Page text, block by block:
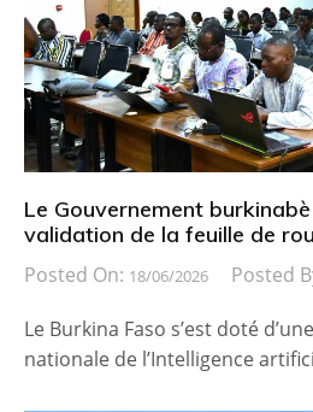
Le Gouvernement
validation de la feuille de
Posted On: 18/06/2026 Posted
Le Burkina Faso s’est doté
nationale de l’Intelligence